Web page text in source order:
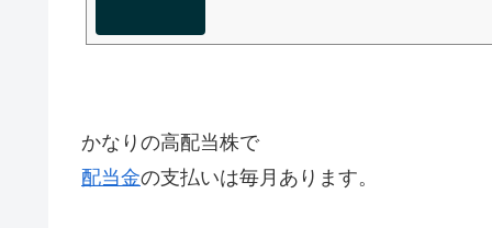
かなりの高配当株で
配当金の支払いは毎月あります。